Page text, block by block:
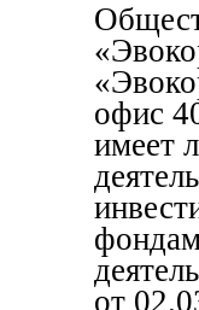
офис
имеет
от